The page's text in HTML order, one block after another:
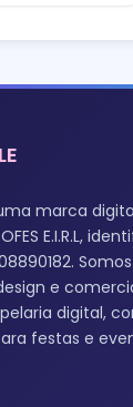
marca
E.I.R.L,
Somos
e
digital,
festas e